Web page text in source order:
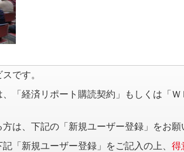
です。
「経済リポート購読契約」もしくは「
は、下記の「新規ユーザー登録」をお願
「新規ユーザー登録」をご記入の上、 得